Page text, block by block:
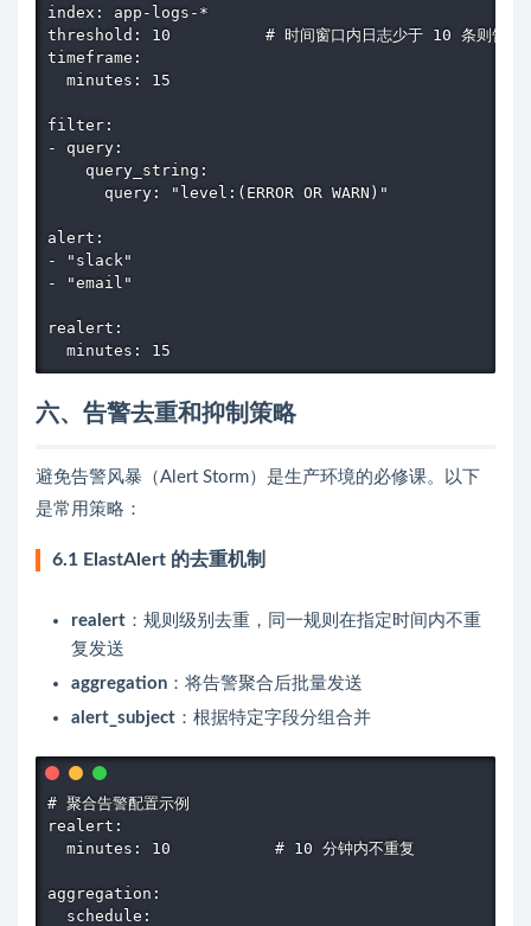
index: app-logs-*
threshold: 10          # 时间窗口内日志少于 10 条则告警
timeframe:
  minutes: 15
filter:
- query:
    query_string:
      query: "level:(ERROR OR WARN)"
alert:
- "slack"
- "email"
realert:
  minutes: 15
六、告警去重和抑制策略
避免告警风暴（Alert Storm）是生产环境的必修课。以下
是常用策略：
6.1 ElastAlert 的去重机制
realert ：规则级别去重，同一规则在指定时间内不重
复发送
aggregation ：将告警聚合后批量发送
alert_subject ：根据特定字段分组合并
# 聚合告警配置示例
realert:
  minutes: 10           # 10 分钟内不重复
aggregation:
  schedule: